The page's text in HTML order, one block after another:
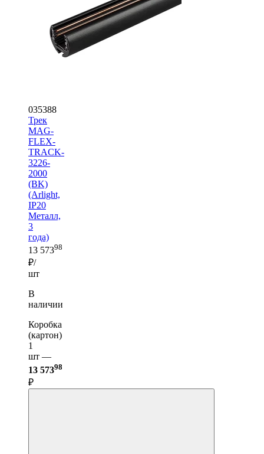
035388
Трек
MAG-
FLEX-
TRACK-
3226-
2000
(BK)
(Arlight,
IP20
Металл,
3
года)
13 57398
₽/
шт
В
наличии
Коробка
(картон)
1
шт —
13 57398
₽